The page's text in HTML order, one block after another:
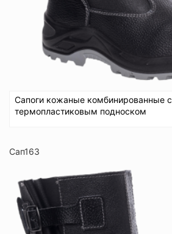
Сапоги кожаные комбинированные с
термопластиковым подноском
Сап163